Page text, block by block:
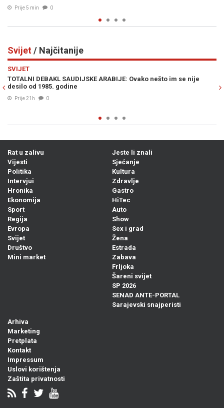
Svijet/ Najčitanije
nešto im se nije
IZRAEL ZABRINUT ZBOG POBJEDE EL-SAYEDA:
Mamdanija!"
Rat u zalivu
Vijesti
Politika
Intervjui
Hronika
Ekonomija
Sport
Regija
Evropa
Svijet
Društvo
Mini market
Jeste li znali
Sjećanje
Kultura
Zdravlje
Gastro
HiTec
Auto
Show
Sex i grad
Žena
Estrada
Zabava
Frljoka
Šareni svijet
SP 2026
SENAD ANTE-PORTAL
Sarajevski snajperisti
Arhiva
Marketing
Pretplata
Kontakt
Impressum
Uslovi korištenja
Zaštita privatnosti